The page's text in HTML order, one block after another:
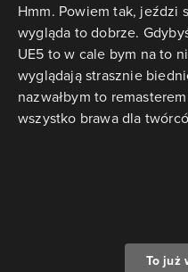
Hmm. Powiem tak, jeździ
wygląda to dobrze.
UE5 to w cale bym na to
wyglądają strasznie
nazwałbym to
wszystko brawa dla
To już